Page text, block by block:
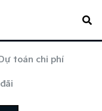
Dự toán chi phí